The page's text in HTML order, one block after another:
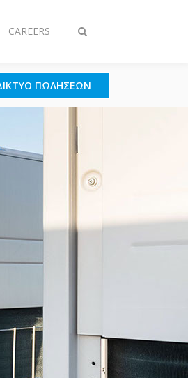
Εναλλαγή
CAREERS
ΠΩΛΉΣΕΩΝ